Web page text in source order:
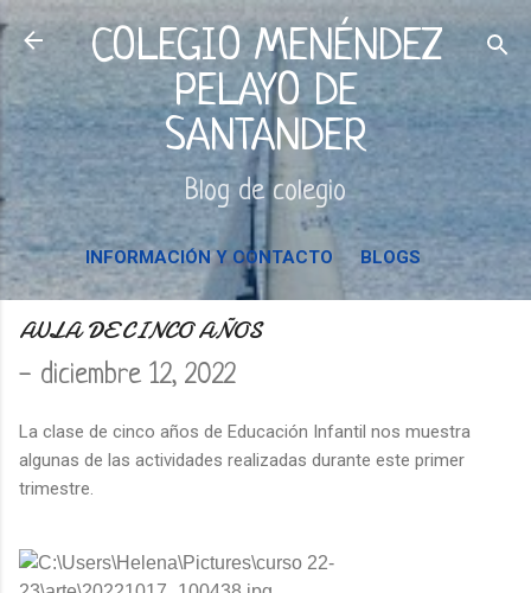
Ir al contenido principal
COLEGIO MENÉNDEZ
PELAYO DE
SANTANDER
Blog de colegio
INFORMACIÓN Y CONTACTO BLOGS
AULA DE CINCO AÑOS
- diciembre 12, 2022
La clase de cinco años de Educación Infantil nos muestra
algunas de las actividades realizadas durante este primer
trimestre.